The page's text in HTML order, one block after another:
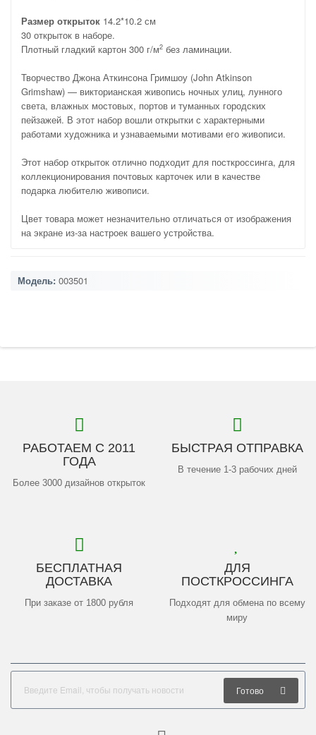
Размер открыток 14.2*10.2 см
30 открыток в наборе.
Плотный гладкий картон 300 г/м2 без ламинации.
Творчество Джона Аткинсона Гримшоу (John Atkinson
Grimshaw) — викторианская живопись ночных улиц, лунного
света, влажных мостовых, портов и туманных городских
пейзажей. В этот набор вошли открытки с характерными
работами художника и узнаваемыми мотивами его живописи.
Этот набор открыток отлично подходит для посткроссинга, для
коллекционирования почтовых карточек или в качестве
подарка любителю живописи.
Цвет товара может незначительно отличаться от изображения
на экране из-за настроек вашего устройства.
Модель: 003501
РАБОТАЕМ С 2011
ГОДА
Более 3000 дизайнов открыток
БЫСТРАЯ ОТПРАВКА
В течение 1-3 рабочих дней
БЕСПЛАТНАЯ
ДОСТАВКА
При заказе от 1800 рубля
ДЛЯ
ПОСТКРОССИНГА
Подходят для обмена по всему
миру
Готово